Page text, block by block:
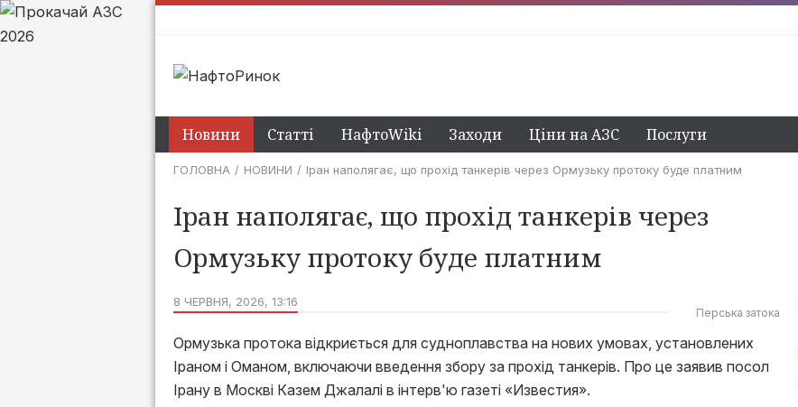
Новини Статті НафтоWiki Заходи Ціни на АЗС Послуги
ГОЛОВНА НОВИНИ Іран наполягає, що прохід танкерів через Ормузьку протоку буде платним
Іран наполягає, що прохід танкерів через
Ормузьку протоку буде платним
8 ЧЕРВНЯ, 2026, 13:16
Перська затока
Ормузька протока відкриється для судноплавства на нових умовах, установлених
Іраном і Оманом, включаючи введення збору за прохід танкерів. Про це заявив посол
Ірану в Москві Казем Джалалі в інтерв'ю газеті «Известия».